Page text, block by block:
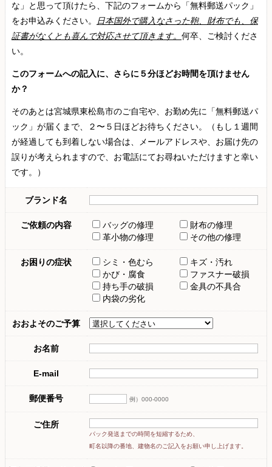
な」と思って頂けたら、下記のフォームから「無料郵送パック」
をお申込みください。
日本国外で購入なさった鞄、財布でも、保
証書がなくとも喜んで対応させて頂きます。 何卒、ご検討くださ
い。
このフォームへの記入に、さらに５分ほどお時間を頂けません
か？
そのあとは宮城県東松島市のご自宅や、お勤め先に「無料郵送パ
ック」が届くまで、２〜５日ほどお待ちください。（もし１週間
が経過しても到着しない場合は、メールアドレスや、お届け先の
誤りが考えられますので、お電話にてお尋ねいただけますと幸い
です。）